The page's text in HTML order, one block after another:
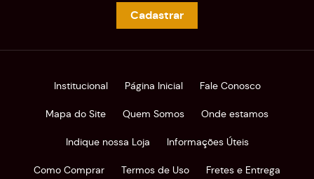
Cadastrar
Institucional Página Inicial Fale Conosco
Mapa do Site Quem Somos Onde estamos
Indique nossa Loja Informações Úteis
Como Comprar Termos de Uso Fretes e Entrega